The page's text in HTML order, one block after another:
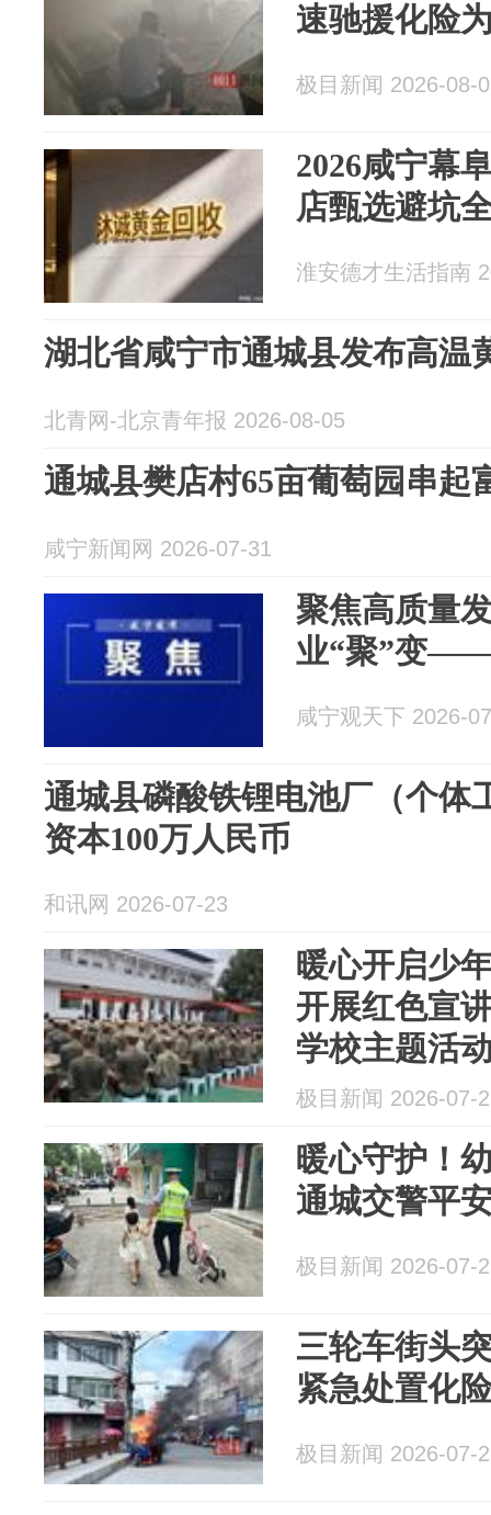
速驰援化险
极目新闻 2026-08-
2026咸宁幕
店甄选避坑
淮安德才生活指南
湖北省咸宁市通城县发布高温
北青网-北京青年报 2026-08-05
通城县樊店村65亩葡萄园串起
咸宁新闻网 2026-07-31
聚焦高质量
业“聚”变——
咸宁观天下 2026-
通城县磷酸铁锂电池厂（个体
资本100万人民币
和讯网 2026-07-23
暖心开启少
开展红色宣
学校主题活
极目新闻 2026-07-
暖心守护！
通城交警平
极目新闻 2026-07-
三轮车街头
紧急处置化
极目新闻 2026-07-